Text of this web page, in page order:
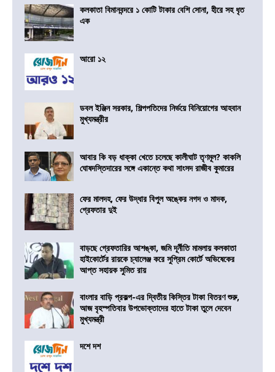
কলকাতা বিমানবন্দরে ১ কোটি টাকার বেশি সোনা, হীরে সহ ধৃত
এক
আরো ১২
ডবল ইঞ্জিন সরকার, শিল্পপতিদের নির্ভয়ে বিনিয়োগের আহবান
মুখ্যমন্ত্রীর
আবার কি বড় ধাক্কা খেতে চলেছে কালীঘাট তৃণমূল? কাকলি
ঘোষদস্তিদারের সঙ্গে একান্তে কথা সাংসদ রাজীব কুমারের
ফের মালদহ, ফের উদ্ধার বিপুল অঙ্কের নগদ ও মাদক,
গ্রেফতার দুই
বাড়ছে গ্রেফতারির আশঙ্কা, জমি দূর্নীতি মামলায় কলকাতা
হাইকোর্টের রায়কে চ্যালেঞ্জ করে সুপ্রিম কোর্টে অভিষেকের
আপ্ত সহায়ক সুমিত রায়
বাংলার বাড়ি প্রকল্প-এর দ্বিতীয় কিস্তির টাকা বিতরণ শুরু,
আজ বৃহস্পতিবার উপভোক্তাদের হাতে টাকা তুলে দেবেন
মুখ্যমন্ত্রী
দশে দশ